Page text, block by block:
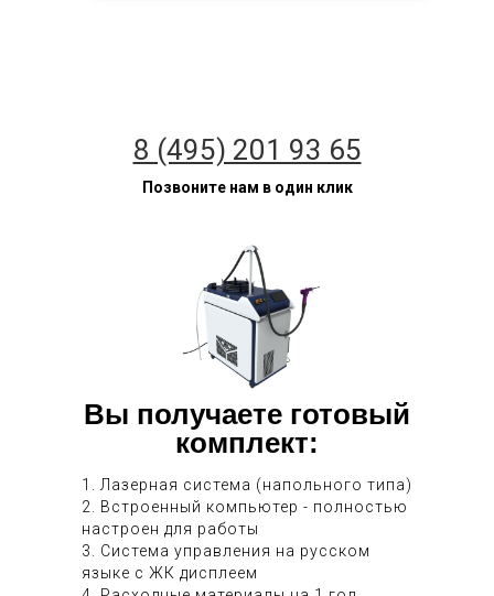
8 (495) 201 93 65
Позвоните нам в один клик
1. Лазерная система (напольного типа)
2. Встроенный компьютер - полностью
настроен для работы
3. Система управления на русском
языке с ЖК дисплеем
Вы получаете готовый
комплект: